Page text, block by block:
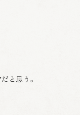
と思う。